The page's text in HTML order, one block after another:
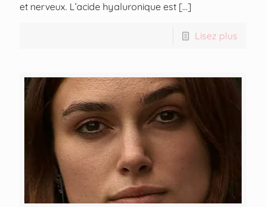
et nerveux. L’acide hyaluronique est […]
Lisez plus